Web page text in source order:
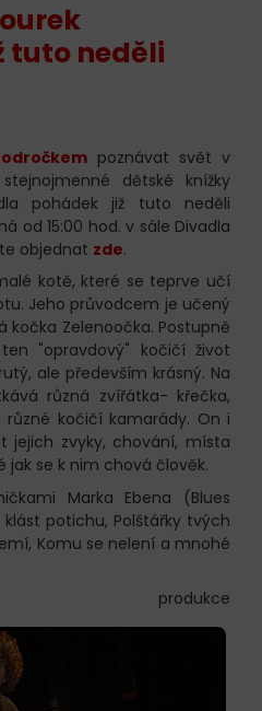
tuto neděli
poznávat svět v
dětské knížky
pohádek již tuto neděli
od 15:00 hod. v sále Divadla
objednat zde.
kotě, které se teprve učí
Jeho průvodcem je učený
kočka Zelenoočka. Postupně
"opravdový" kočičí život
ale především krásný. Na
různá zvířátka- křečka,
různé kočičí kamarády. On i
jejich zvyky, chování, místa
jak se k nim chová člověk.
Marka Ebena (Blues
potichu, Polštářky tvých
Komu se nelení a mnohé
produkce